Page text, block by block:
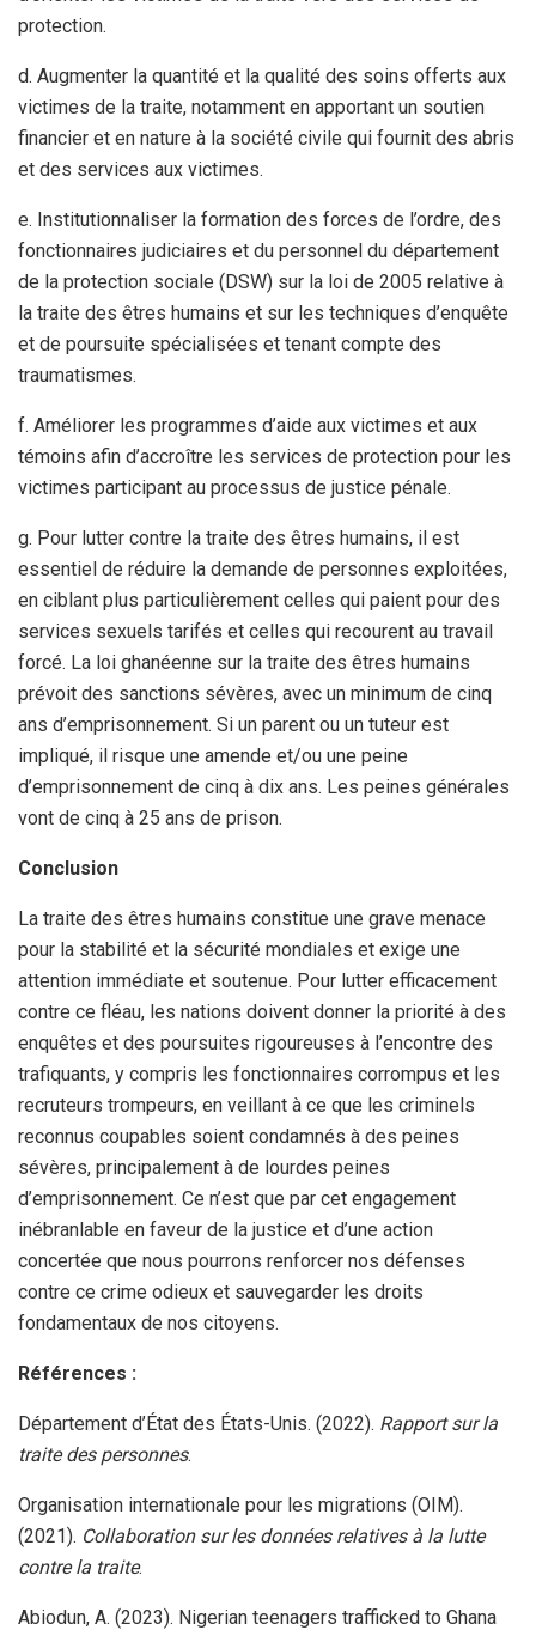
protection.
d. Augmenter la quantité et la qualité des soins offerts aux
victimes de la traite, notamment en apportant un soutien
financier et en nature à la société civile qui fournit des abris
et des services aux victimes.
e. Institutionnaliser la formation des forces de l’ordre, des
fonctionnaires judiciaires et du personnel du département
de la protection sociale (DSW) sur la loi de 2005 relative à
la traite des êtres humains et sur les techniques d’enquête
et de poursuite spécialisées et tenant compte des
traumatismes.
f. Améliorer les programmes d’aide aux victimes et aux
témoins afin d’accroître les services de protection pour les
victimes participant au processus de justice pénale.
g. Pour lutter contre la traite des êtres humains, il est
essentiel de réduire la demande de personnes exploitées,
en ciblant plus particulièrement celles qui paient pour des
services sexuels tarifés et celles qui recourent au travail
forcé. La loi ghanéenne sur la traite des êtres humains
prévoit des sanctions sévères, avec un minimum de cinq
ans d’emprisonnement. Si un parent ou un tuteur est
impliqué, il risque une amende et/ou une peine
d’emprisonnement de cinq à dix ans. Les peines générales
vont de cinq à 25 ans de prison.
Conclusion
La traite des êtres humains constitue une grave menace
pour la stabilité et la sécurité mondiales et exige une
attention immédiate et soutenue. Pour lutter efficacement
contre ce fléau, les nations doivent donner la priorité à des
enquêtes et des poursuites rigoureuses à l’encontre des
trafiquants, y compris les fonctionnaires corrompus et les
recruteurs trompeurs, en veillant à ce que les criminels
reconnus coupables soient condamnés à des peines
sévères, principalement à de lourdes peines
d’emprisonnement. Ce n’est que par cet engagement
inébranlable en faveur de la justice et d’une action
concertée que nous pourrons renforcer nos défenses
contre ce crime odieux et sauvegarder les droits
fondamentaux de nos citoyens.
Références :
Département d’État des États-Unis. (2022). Rapport sur la
traite des personnes.
Organisation internationale pour les migrations (OIM).
(2021). Collaboration sur les données relatives à la lutte
contre la traite.
Abiodun, A. (2023). Nigerian teenagers trafficked to Ghana